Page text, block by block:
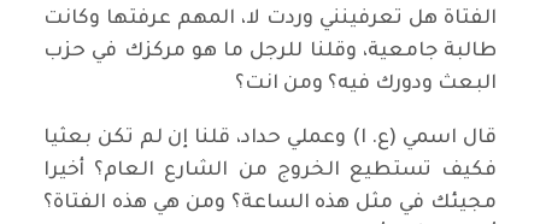
الفتاة هل تعرفينني وردت لا، المهم عرفتها وكانت
طالبة جامعية، وقلنا للرجل ما هو مركزك في حزب
البعث ودورك فيه؟ ومن انت؟
قال اسمي (ع. ا) وعملي حداد، قلنا إن لم تكن بعثيا
فكيف تستطيع الخروج من الشارع العام؟ أخيرا
مجيئك في مثل هذه الساعة؟ ومن هي هذه الفتاة؟